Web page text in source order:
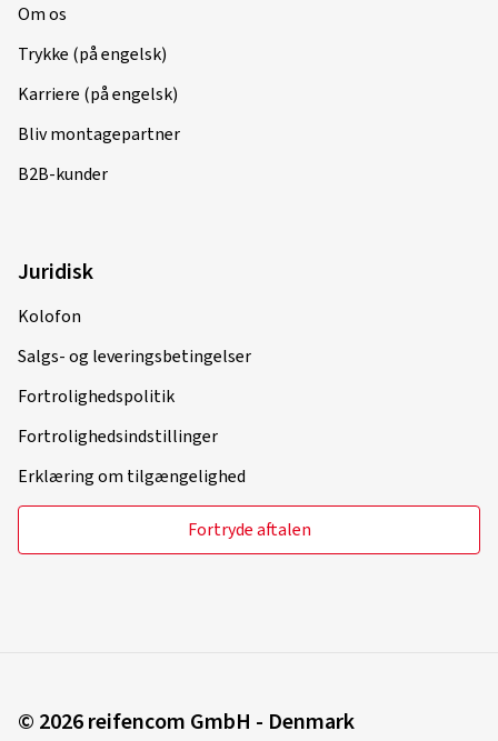
Om os
Trykke (på engelsk)
Karriere (på engelsk)
Bliv montagepartner
B2B-kunder
Juridisk
Kolofon
Salgs- og leveringsbetingelser
Fortrolighedspolitik
Fortrolighedsindstillinger
Erklæring om tilgængelighed
Fortryde aftalen
© 2026 reifencom GmbH - Denmark